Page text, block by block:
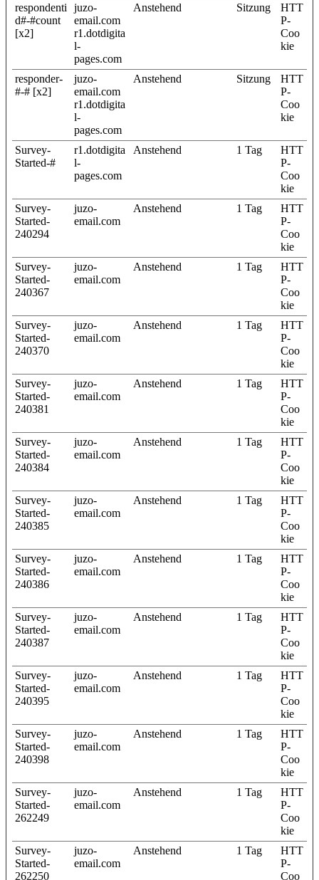
respondenti
d#-#count
[x2]
juzo-
email.com
r1.dotdigita
l-
pages.com
Anstehend Sitzung
HTT
P-
Coo
kie
responder-
#-# [x2]
juzo-
email.com
r1.dotdigita
l-
pages.com
Anstehend Sitzung
HTT
P-
Coo
kie
Survey-
Started-#
r1.dotdigita
l-
pages.com
Anstehend 1 Tag
HTT
P-
Coo
kie
Survey-
Started-
240294
juzo-
email.com
Anstehend 1 Tag
HTT
P-
Coo
kie
Survey-
Started-
240367
juzo-
email.com
Anstehend 1 Tag
HTT
P-
Coo
kie
Survey-
Started-
240370
juzo-
email.com
Anstehend 1 Tag
HTT
P-
Coo
kie
Survey-
Started-
240381
juzo-
email.com
Anstehend 1 Tag
HTT
P-
Coo
kie
Survey-
Started-
240384
juzo-
email.com
Anstehend 1 Tag
HTT
P-
Coo
kie
Survey-
Started-
240385
juzo-
email.com
Anstehend 1 Tag
HTT
P-
Coo
kie
Survey-
Started-
240386
juzo-
email.com
Anstehend 1 Tag
HTT
P-
Coo
kie
Survey-
Started-
240387
juzo-
email.com
Anstehend 1 Tag
HTT
P-
Coo
kie
Survey-
Started-
240395
juzo-
email.com
Anstehend 1 Tag
HTT
P-
Coo
kie
Survey-
Started-
240398
juzo-
email.com
Anstehend 1 Tag
HTT
P-
Coo
kie
Survey-
Started-
262249
juzo-
email.com
Anstehend 1 Tag
HTT
P-
Coo
kie
Survey-
Started-
262250
juzo-
email.com
Anstehend 1 Tag
HTT
P-
Coo